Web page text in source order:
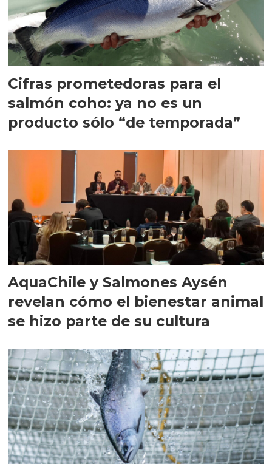
Cifras prometedoras para el
salmón coho: ya no es un
producto sólo “de temporada”
AquaChile y Salmones Aysén
revelan cómo el bienestar animal
se hizo parte de su cultura